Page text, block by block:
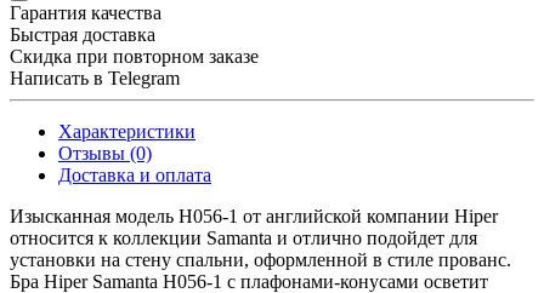
Гарантия качества
Быстрая доставка
Скидка при повторном заказе
Написать в Telegram
Характеристики
Отзывы (0)
Доставка и оплата
Изысканная модель H056-1 от английской компании Hiper
относится к коллекции Samanta и отлично подойдет для
установки на стену спальни, оформленной в стиле прованс.
Бра Hiper Samanta H056-1 с плафонами-конусами осветит